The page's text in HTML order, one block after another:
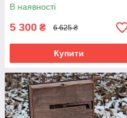
В наявності
5 300 ₴ 6 625 ₴
Купити